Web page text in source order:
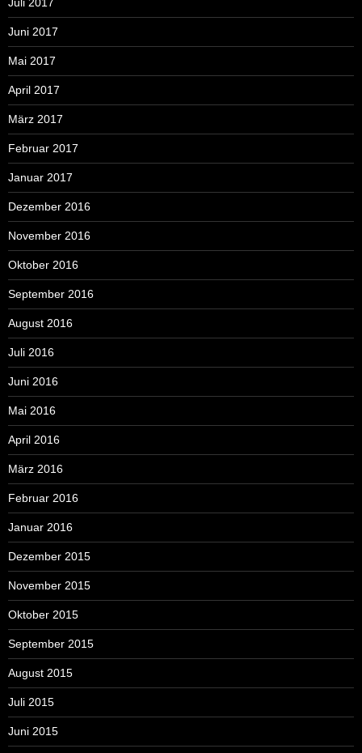
Juni 2017
Mai 2017
April 2017
März 2017
Februar 2017
Januar 2017
Dezember 2016
November 2016
Oktober 2016
September 2016
August 2016
Juli 2016
Juni 2016
Mai 2016
April 2016
März 2016
Februar 2016
Januar 2016
Dezember 2015
November 2015
Oktober 2015
September 2015
August 2015
Juli 2015
Juni 2015